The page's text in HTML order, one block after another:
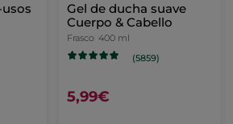
Gel de ducha suave
Cuerpo & Cabello
Frasco 400 ml
(5859)
5,99€